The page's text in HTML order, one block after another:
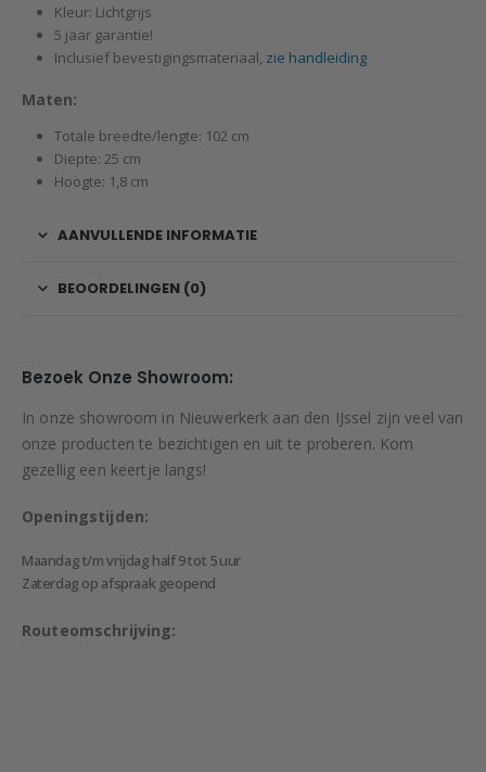
Kleur: Lichtgrijs
5 jaar garantie!
Inclusief bevestigingsmateriaal, zie handleiding
Maten:
Totale breedte/lengte: 102 cm
Diepte: 25 cm
Hoogte: 1,8 cm
AANVULLENDE INFORMATIE
BEOORDELINGEN (0)
Bezoek Onze Showroom:
In onze showroom in Nieuwerkerk aan den IJssel zijn veel van
onze producten te bezichtigen en uit te proberen. Kom
gezellig een keertje langs!
Openingstijden:
Maandag t/m vrijdag half 9 tot 5 uur
Zaterdag op afspraak geopend
Routeomschrijving: